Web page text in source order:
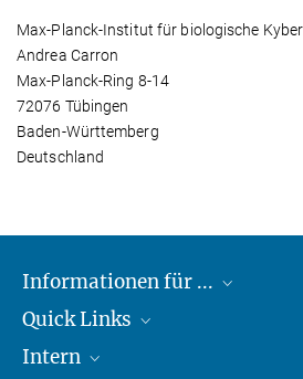
Max-Planck-Institut für biologische
Andrea Carron
Max-Planck-Ring 8-14
72076 Tübingen
Baden-Württemberg
Deutschland
Informationen für ...
Lieferanten
Studierende
Quick Links
Max-Planck-Gesellschaft
Intern